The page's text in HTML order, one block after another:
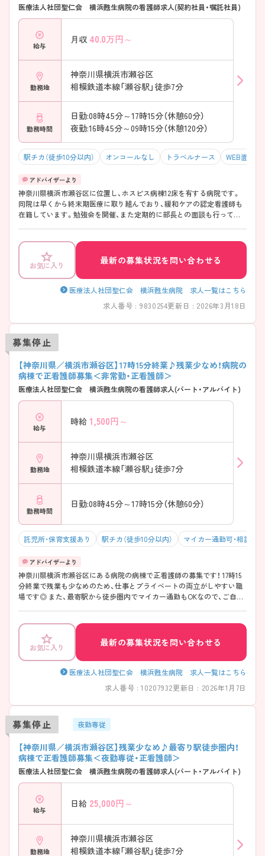
医療法人社団聖仁会 横浜甦生病院の看護師求人(契約社員・嘱託社員)
給与
月収 40.0万円～
勤務地
神奈川県横浜市瀬谷区
相模鉄道本線「瀬谷駅」徒歩7分
勤務時間
日勤:08時45分～17時15分（休憩60分）
夜勤:16時45分～09時15分（休憩120分）
駅チカ（徒歩10分以内） オンコールなし トラベルナース WEB面接OK
神奈川県横浜市瀬谷区に位置し、ホスピス病棟12床を有する病院です。
同院は早くから終末期医療に取り組んでおり、緩和ケアの認定看護師も
在籍しています。勉強会を開催、また定期的に部長との面談も行ってお
でお気軽にご相談ください。
お気に入り
最新の募集状況を問い合わせる
医療法人社団聖仁会 横浜甦生病院 求人一覧はこちら
求人番号 : 9830254更新日 : 2026年3月18日
募集停止
【神奈川県／横浜市瀬谷区】17時15分終業♪残業少なめ！病院の
病棟で正看護師募集＜非常勤・正看護師＞
医療法人社団聖仁会 横浜甦生病院の看護師求人(パート・アルバイト)
給与
時給 1,500円～
勤務地
神奈川県横浜市瀬谷区
相模鉄道本線「瀬谷駅」徒歩7分
勤務時間
日勤:08時45分～17時15分（休憩60分）
託児所・保育支援あり 駅チカ（徒歩10分以内） マイカー通勤可・相談可
神奈川県横浜市瀬谷区にある病院の病棟で正看護師の募集です！ 17時15
分終業で残業も少なめのため、仕事とプライベートの両立がしやすい職
場です◎ また、最寄駅から徒歩圏内でマイカー通勤もOKなので、ご自身
お気に入り 最新の募集状況を問い合わせる
医療法人社団聖仁会 横浜甦生病院 求人一覧はこちら
求人番号 : 10207932更新日 : 2026年1月7日
募集停止 夜勤専従
【神奈川県／横浜市瀬谷区】残業少なめ♪最寄り駅徒歩圏内！
病棟で正看護師募集＜夜勤専従・正看護師＞
医療法人社団聖仁会 横浜甦生病院の看護師求人(パート・アルバイト)
給与
日給 25,000円～
勤務地
神奈川県横浜市瀬谷区
相模鉄道本線「瀬谷駅」徒歩7分